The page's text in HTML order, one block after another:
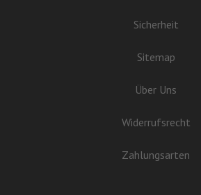
Sicherheit
Sitemap
Über Uns
Widerrufsrecht
Zahlungsarten